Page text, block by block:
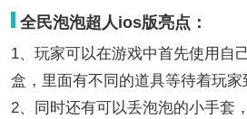
全民泡泡超人ios版亮点：
1、玩家可以在游戏中首先使用自
盒，里面有不同的道具等待着玩家
2、同时还有可以丢泡泡的小手套